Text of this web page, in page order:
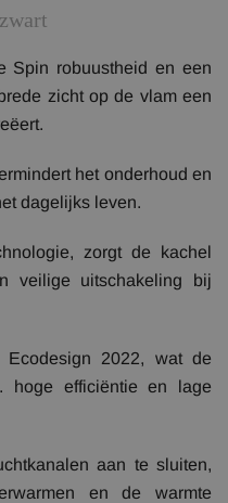
Spin robuustheid en een
zicht op de vlam een
het onderhoud en
dagelijks leven.
zorgt de kachel
veilige uitschakeling bij
2022, wat de
hoge efficiëntie en lage
aan te sluiten,
en de warmte